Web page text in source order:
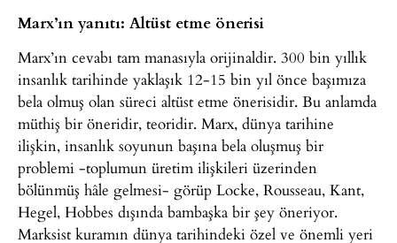
Marx’ın yanıtı: Altüst etme önerisi
Marx’ın cevabı tam manasıyla orijinaldir. 300 bin yıllık
insanlık tarihinde yaklaşık 12-15 bin yıl önce başımıza
bela olmuş olan süreci altüst etme önerisidir. Bu anlamda
müthiş bir öneridir, teoridir. Marx, dünya tarihine
ilişkin, insanlık soyunun başına bela oluşmuş bir
problemi -toplumun üretim ilişkileri üzerinden
bölünmüş hâle gelmesi- görüp Locke, Rousseau, Kant,
Hegel, Hobbes dışında bambaşka bir şey öneriyor.
Marksist kuramın dünya tarihindeki özel ve önemli yeri